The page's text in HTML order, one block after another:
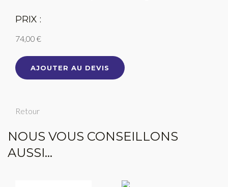
PRIX :
74,00 €
AJOUTER AU DEVIS
Retour
NOUS VOUS CONSEILLONS
AUSSI...